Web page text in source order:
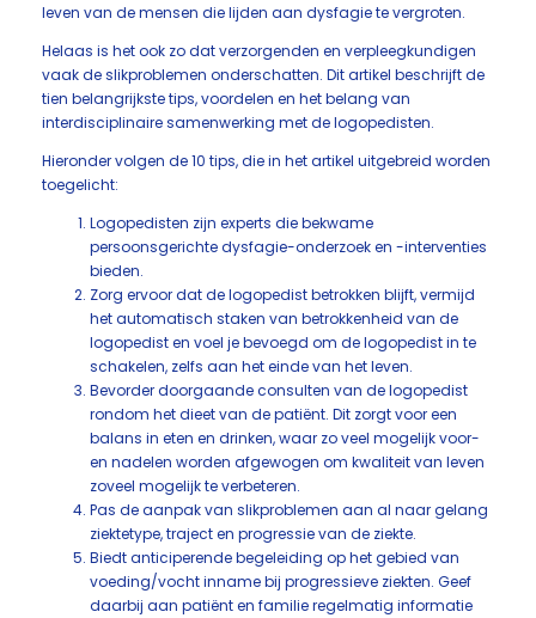
leven van de mensen die lijden aan dysfagie te vergroten.
Helaas is het ook zo dat verzorgenden en verpleegkundigen
vaak de slikproblemen onderschatten. Dit artikel beschrijft de
tien belangrijkste tips, voordelen en het belang van
interdisciplinaire samenwerking met de logopedisten.
Hieronder volgen de 10 tips, die in het artikel uitgebreid worden
toegelicht:
Logopedisten zijn experts die bekwame
persoonsgerichte dysfagie-onderzoek en -interventies
bieden.
Zorg ervoor dat de logopedist betrokken blijft, vermijd
het automatisch staken van betrokkenheid van de
logopedist en voel je bevoegd om de logopedist in te
schakelen, zelfs aan het einde van het leven.
Bevorder doorgaande consulten van de logopedist
rondom het dieet van de patiënt. Dit zorgt voor een
balans in eten en drinken, waar zo veel mogelijk voor-
en nadelen worden afgewogen om kwaliteit van leven
zoveel mogelijk te verbeteren.
Pas de aanpak van slikproblemen aan al naar gelang
ziektetype, traject en progressie van de ziekte.
Biedt anticiperende begeleiding op het gebied van
voeding/vocht inname bij progressieve ziekten. Geef
daarbij aan patiënt en familie regelmatig informatie